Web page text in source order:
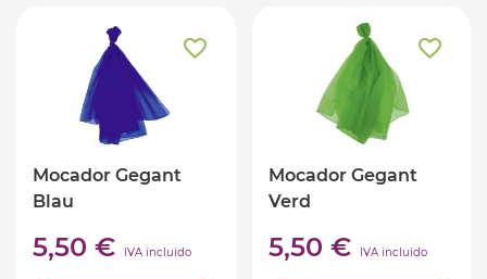
Mocador Gegant
Blau
5,50 € IVA incluido
Mocador Gegant
Verd
5,50 € IVA incluido